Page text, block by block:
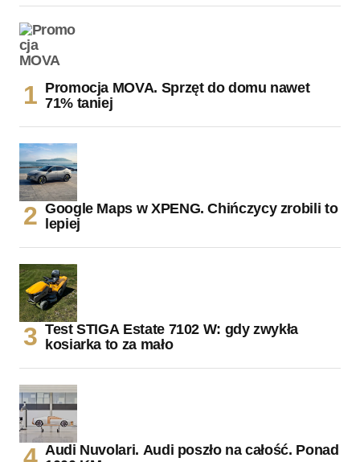
Promocja MOVA. Sprzęt do domu nawet
71% taniej
Google Maps w XPENG. Chińczycy zrobili to
lepiej
Test STIGA Estate 7102 W: gdy zwykła
kosiarka to za mało
Audi Nuvolari. Audi poszło na całość. Ponad